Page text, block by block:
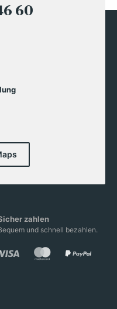
60
zahlen
und schnell bezahlen.